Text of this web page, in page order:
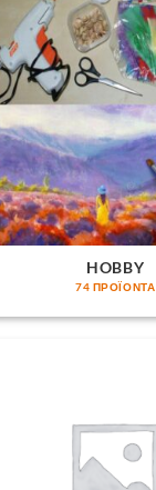
HOBBY
74 ΠΡΟΪΌΝΤΑ